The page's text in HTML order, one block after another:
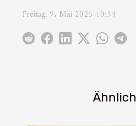
Ähnlich
Freitag, 9. Mai 2025 10:34